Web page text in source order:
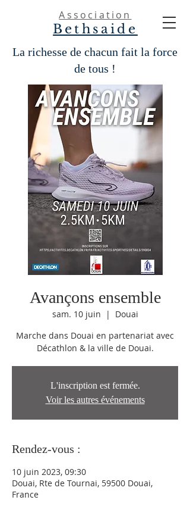
Bethsaide
Association
La richesse de chacun fait la force
de tous !
Avançons ensemble
sam. 10 juin
  |
Douai
Marche dans Douai en partenariat avec
L'inscription est fermée.
Voir les autres événements
Rendez-vous :
10 juin 2023, 09:30
Douai, Rte de Tournai, 59500 Douai,
France